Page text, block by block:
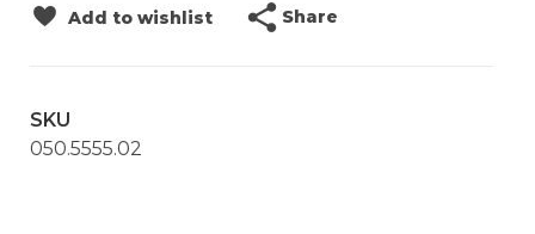
Add to wishlist Share
SKU
050.5555.02